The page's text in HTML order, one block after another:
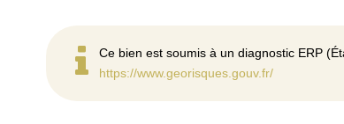
Ce bien est soumis à un diagnostic ERP
https://www.georisques.gouv.fr/